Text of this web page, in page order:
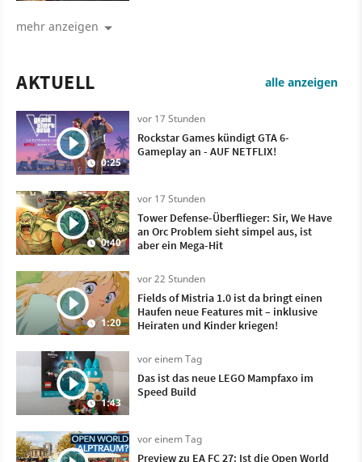
mehr anzeigen
AKTUELL alle anzeigen
0:25
vor 17 Stunden
Rockstar Games kündigt GTA 6-
Gameplay an - AUF NETFLIX!
0:40
vor 17 Stunden
Tower Defense-Überflieger: Sir, We Have
an Orc Problem sieht simpel aus, ist
aber ein Mega-Hit
1:20
vor 22 Stunden
Fields of Mistria 1.0 ist da bringt einen
Haufen neue Features mit – inklusive
Heiraten und Kinder kriegen!
1:43
vor einem Tag
Das ist das neue LEGO Mampfaxo im
Speed Build
vor einem Tag
Preview zu EA FC 27: Ist die Open World